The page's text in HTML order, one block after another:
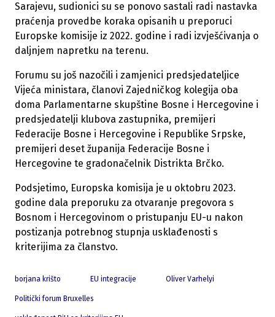
Sarajevu, sudionici su se ponovo sastali radi nastavka
praćenja provedbe koraka opisanih u preporuci
Europske komisije iz 2022. godine i radi izvješćivanja o
daljnjem napretku na terenu.
Forumu su još nazočili i zamjenici predsjedateljice
Vijeća ministara, članovi Zajedničkog kolegija oba
doma Parlamentarne skupštine Bosne i Hercegovine i
predsjedatelji klubova zastupnika, premijeri
Federacije Bosne i Hercegovine i Republike Srpske,
premijeri deset županija Federacije Bosne i
Hercegovine te gradonačelnik Distrikta Brčko.
Podsjetimo, Europska komisija je u oktobru 2023.
godine dala preporuku za otvaranje pregovora s
Bosnom i Hercegovinom o pristupanju EU-u nakon
postizanja potrebnog stupnja usklađenosti s
kriterijima za članstvo.
borjana krišto EU integracije Oliver Varhelyi
Politički forum Bruxelles